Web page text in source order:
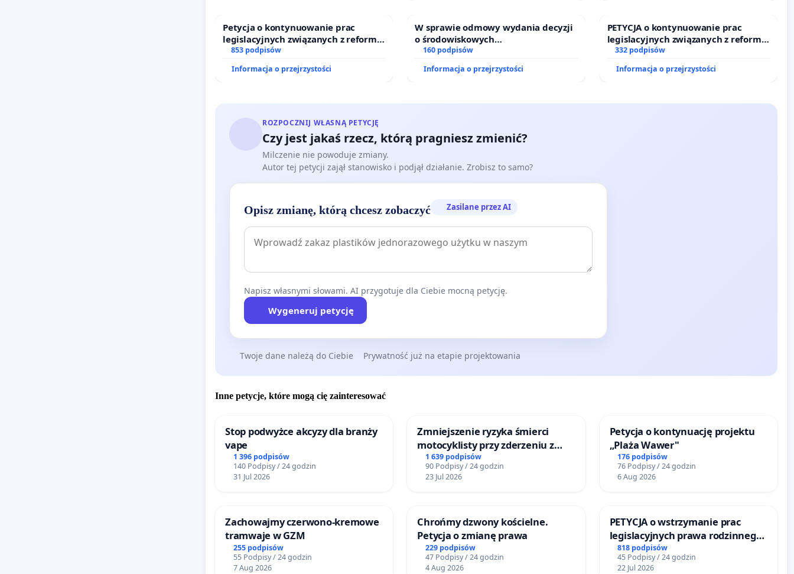
Petycja o kontynuowanie prac
legislacyjnych związanych z reformą
prawa rodzinnego
853 podpisów
Informacja o przejrzystości
W sprawie odmowy wydania decyzji
o środowiskowych
uwarunkowaniach dla budowy
zakładu wytwarzania biometanu
„Krynki” w Ostrowiu Południowym
160 podpisów
Informacja o przejrzystości
PETYCJA o kontynuowanie prac
legislacyjnych związanych z reformą
prawa rodzinnego
332 podpisów
Informacja o przejrzystości
ROZPOCZNIJ WŁASNĄ PETYCJĘ
Czy jest jakaś rzecz, którą pragniesz zmienić?
Milczenie nie powoduje zmiany.
Autor tej petycji zajął stanowisko i podjął działanie. Zrobisz to samo?
Opisz zmianę, którą chcesz zobaczyć Zasilane przez AI
Napisz własnymi słowami. AI przygotuje dla Ciebie mocną petycję.
Wygeneruj petycję
Twoje dane należą do Ciebie Prywatność już na etapie projektowania
Inne petycje, które mogą cię zainteresować
Stop podwyżce akcyzy dla branży
vape
1 396 podpisów
140 Podpisy / 24 godzin
31 Jul 2026
Zmniejszenie ryzyka śmierci
motocyklisty przy zderzeniu z
barierą energochłonną
1 639 podpisów
90 Podpisy / 24 godzin
23 Jul 2026
Petycja o kontynuację projektu
„Plaża Wawer"
176 podpisów
76 Podpisy / 24 godzin
6 Aug 2026
Zachowajmy czerwono-kremowe
tramwaje w GZM
255 podpisów
55 Podpisy / 24 godzin
7 Aug 2026
Chrońmy dzwony kościelne.
Petycja o zmianę prawa
229 podpisów
47 Podpisy / 24 godzin
4 Aug 2026
PETYCJA o wstrzymanie prac
legislacyjnych prawa rodzinnego
narażających ofiary przemocy
818 podpisów
45 Podpisy / 24 godzin
22 Jul 2026